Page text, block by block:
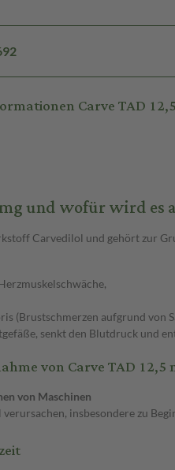
Carve TAD
und wofür wird es
Carvedilol und gehört zur
(Brustschmerzen aufgrund von
senkt den Blutdruck und
von Carve TAD 12,5
von Maschinen
verursachen, insbesondere zu